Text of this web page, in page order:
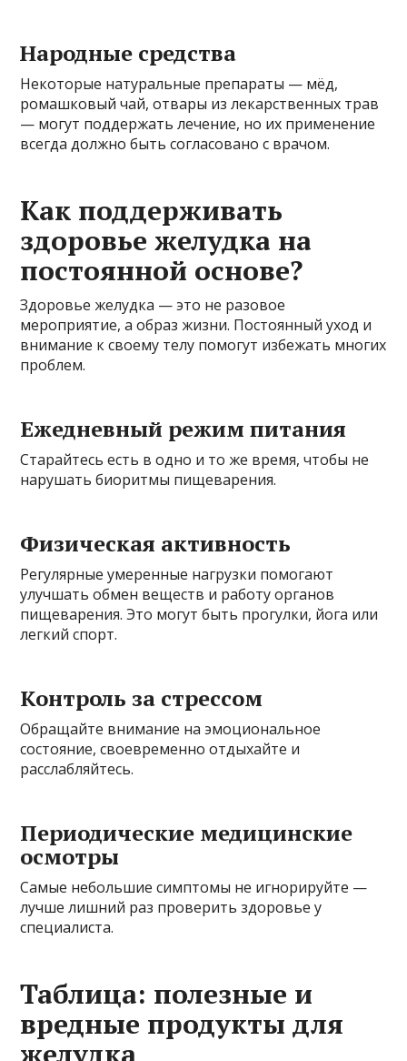
Народные средства
Некоторые натуральные препараты — мёд,
ромашковый чай, отвары из лекарственных трав
— могут поддержать лечение, но их применение
всегда должно быть согласовано с врачом.
Как поддерживать
здоровье желудка на
постоянной основе?
Здоровье желудка — это не разовое
мероприятие, а образ жизни. Постоянный уход и
внимание к своему телу помогут избежать многих
проблем.
Ежедневный режим питания
Старайтесь есть в одно и то же время, чтобы не
нарушать биоритмы пищеварения.
Физическая активность
Регулярные умеренные нагрузки помогают
улучшать обмен веществ и работу органов
пищеварения. Это могут быть прогулки, йога или
легкий спорт.
Контроль за стрессом
Обращайте внимание на эмоциональное
состояние, своевременно отдыхайте и
расслабляйтесь.
Периодические медицинские
осмотры
Самые небольшие симптомы не игнорируйте —
лучше лишний раз проверить здоровье у
специалиста.
Таблица: полезные и
вредные продукты для
желудка